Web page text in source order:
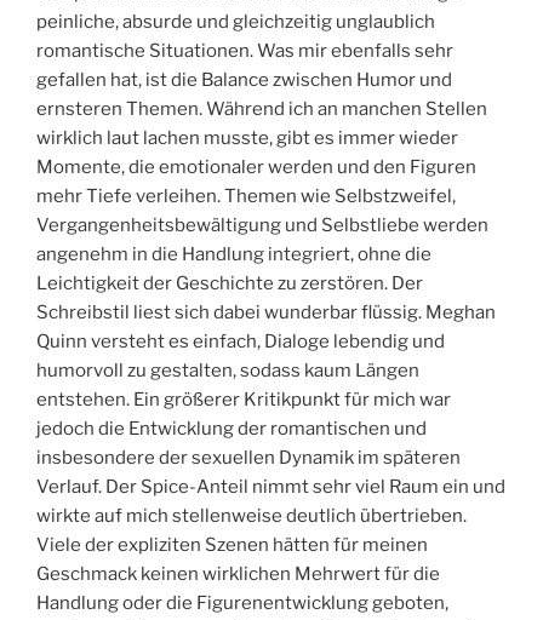
peinliche, absurde und gleichzeitig unglaublich
romantische Situationen. Was mir ebenfalls sehr
gefallen hat, ist die Balance zwischen Humor und
ernsteren Themen. Während ich an manchen Stellen
wirklich laut lachen musste, gibt es immer wieder
Momente, die emotionaler werden und den Figuren
mehr Tiefe verleihen. Themen wie Selbstzweifel,
Vergangenheitsbewältigung und Selbstliebe werden
angenehm in die Handlung integriert, ohne die
Leichtigkeit der Geschichte zu zerstören. Der
Schreibstil liest sich dabei wunderbar flüssig. Meghan
Quinn versteht es einfach, Dialoge lebendig und
humorvoll zu gestalten, sodass kaum Längen
entstehen. Ein größerer Kritikpunkt für mich war
jedoch die Entwicklung der romantischen und
insbesondere der sexuellen Dynamik im späteren
Verlauf. Der Spice-Anteil nimmt sehr viel Raum ein und
wirkte auf mich stellenweise deutlich übertrieben.
Viele der expliziten Szenen hätten für meinen
Geschmack keinen wirklichen Mehrwert für die
Handlung oder die Figurenentwicklung geboten,